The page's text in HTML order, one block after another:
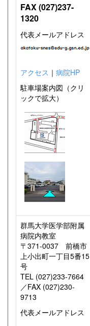
FAX (027)237-
1320
代表メールアドレス
アクセス ｜ 病院HP
駐車場案内図（クリ
ックで拡大）
群馬大学医学部附属
病院内教室
〒371-0037 前橋市
上小出町一丁目5番15
号
TEL (027)233-7664
／FAX (027)230-
9713
代表メールアドレス